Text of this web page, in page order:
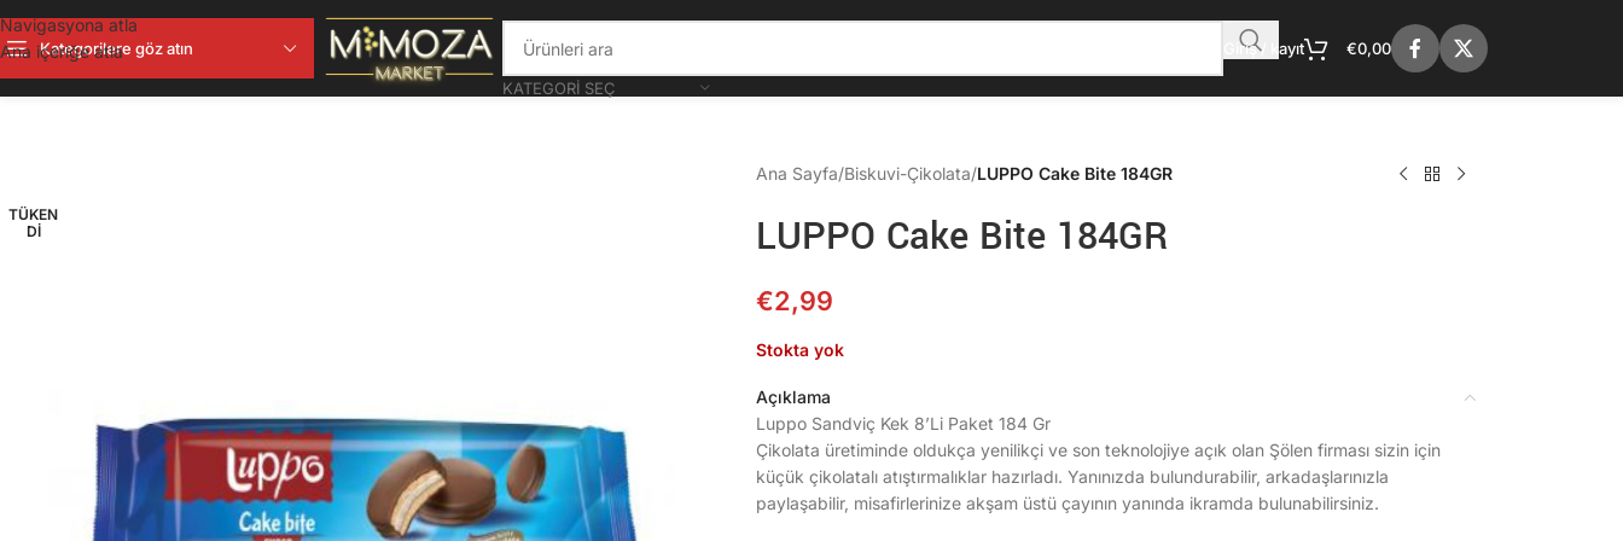
Navigasyona atla
Ana içeriğe atla
Kategorilere göz atın
KATEGORI SEÇ
Giriş / kayıt €0,00
TÜKEN
DI
Ana Sayfa/Biskuvi-Çikolata/LUPPO Cake Bite 184GR
LUPPO Cake Bite 184GR
€2,99
Stokta yok
Açıklama
Luppo Sandviç Kek 8’Li Paket 184 Gr
Çikolata üretiminde oldukça yenilikçi ve son teknolojiye açık olan Şölen firması sizin için
küçük çikolatalı atıştırmalıklar hazırladı. Yanınızda bulundurabilir, arkadaşlarınızla
paylaşabilir, misafirlerinize akşam üstü çayının yanında ikramda bulunabilirsiniz.